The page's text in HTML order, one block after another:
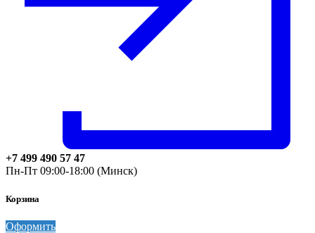
+7 499 490 57 47
Пн-Пт 09:00-18:00 (Минск)
Корзина
Оформить